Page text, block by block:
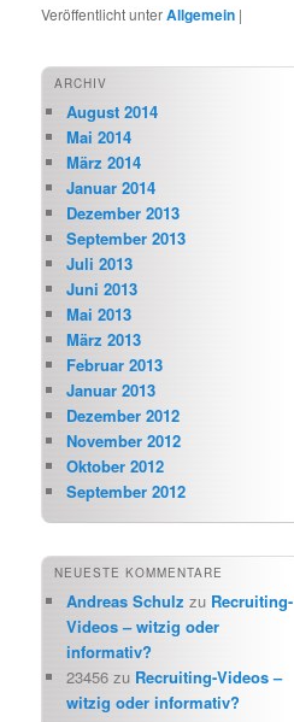
Veröffentlicht unterAllgemein |
ARCHIV
August 2014
Mai 2014
März 2014
Januar 2014
Dezember 2013
September 2013
Juli 2013
Juni 2013
Mai 2013
März 2013
Februar 2013
Januar 2013
Dezember 2012
November 2012
Oktober 2012
September 2012
NEUESTE KOMMENTARE
Andreas Schulz zu Recruiting-
Videos – witzig oder
informativ?
23456 zu Recruiting-Videos –
witzig oder informativ?